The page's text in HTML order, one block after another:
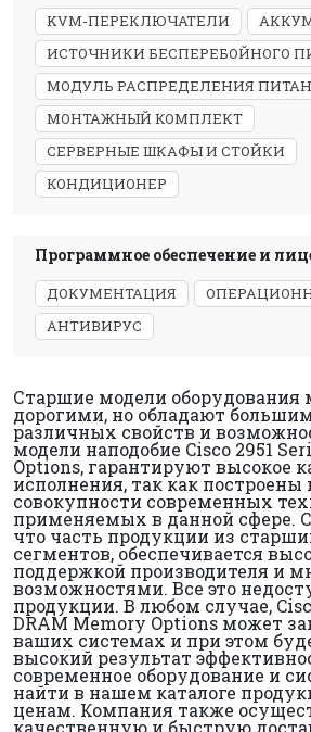
KVM-ПЕРЕКЛЮЧАТЕЛИ
ИСТОЧНИКИ БЕСПЕРЕБОЙНОГО
МОДУЛЬ РАСПРЕДЕЛЕНИЯ
МОНТАЖНЫЙ КОМПЛЕКТ
СЕРВЕРНЫЕ ШКАФЫ И СТОЙКИ
КОНДИЦИОНЕР
Программное обеспечение и
ДОКУМЕНТАЦИЯ
АНТИВИРУС
Старшие модели оборудования
дорогими, но обладают
различных свойств и
модели наподобие Cisco 2951
Options, гарантируют высокое
исполнения, так как построены
совокупности современных
применяемых в данной сфере.
что часть продукции из
сегментов, обеспечивается
поддержкой производителя и
возможностями. Все это
продукции. В любом случае,
DRAM Memory Options может
ваших системах и при этом
высокий результат
современное оборудование и
найти в нашем каталоге
ценам. Компания также
качественную и быструю